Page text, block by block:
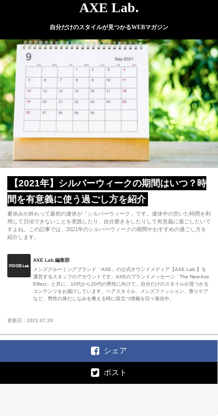
AXE Lab.
自分だけのスタイルが見つかるWEBマガジン
【2021年】シルバーウィークの期間はいつ？時
間を有意義に使う過ごし方を紹介
夏休みが終わって最初の連休が「シルバーウィーク」です。連休中の空いた時間を利
用して日頃できないことを実践したり、自分磨きをしたりして有意義に過ごしたいで
すよね。この記事では、2021年のシルバーウィークの期間やおすすめの過ごし方を
紹介します。
AXE Lab.編集部
メンズグルーミングブランド「AXE」の公式オウンドメディア【AXE Lab.】を
運営するスタッフのアカウントです。AXEのブランドメッセージ「The New Axe
Effect」と共に、10代から20代の男性に向けて、自分だけのスタイルが見つかる
コンテンツをお届けしています。ヘアスタイル、メンズファッション、香りケア
など、男性の身だしなみを整える時に役立つ情報を日々発信中。
更新日：2021.07.26
シェア
ポスト